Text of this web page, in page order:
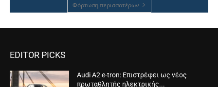
Φόρτωση περισσοτέρων
EDITOR PICKS
Audi A2 e-tron: Επιστρέφει ως νέος
πρωταθλητής ηλεκτρικής...